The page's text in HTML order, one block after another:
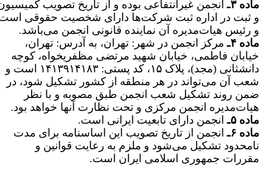
۳ـ
انجمن غیرانتفاعی بوده و از تاریخ تصویب کمیسیون
ثبت در اداره ثبت شرکت‌ها دارای شخصیت حقوقی است
رئیس هیات‌مدیره آن نماینده قانونی انجمن می‌باشد.
۴ـ
مرکز انجمن در شهر: تهران، به آدرس:تهران،
فاطمی، خیابان شهید مرتضی مظفری­خواه، کوچه
(مجد)، پلاک ۱۵، کد پستی: ۱۴۱۳۹۱۴۱۸۳
استو
آن می‌تواند در هر منطقه از کشور تشکیل شود، در
روند تشکیل شعب انجمن طبق مصوبه و با نظر
انجمن مرکزی و تحت نظارت آنها خواهد بود.
۵ـ
انجمن دارای تابعیت ایرانی است.
۶ـ
انجمن از تاریخ تصویب این اساسنامه برای مدت
تشکیل می‌شود و ملزم به رعایت قوانین و
جمهوری ‌اسلامی ایران است.